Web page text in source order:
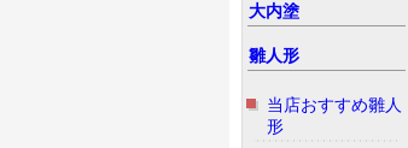
大内塗
雛人形
当店おすすめ雛人
形